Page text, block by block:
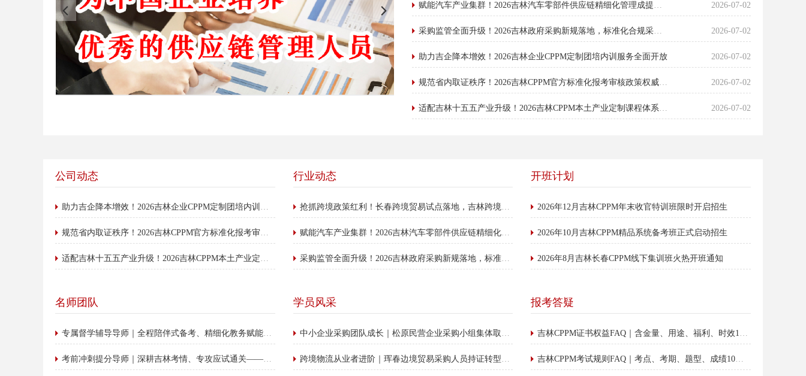
赋能汽车产业集群！2026吉林汽车零部件供应链精细化管理成提质核心抓手 2026-07-02
采购监管全面升级！2026吉林政府采购新规落地，标准化合规采购成行业硬性门槛 2026-07-02
助力吉企降本增效！2026吉林企业CPPM定制团培内训服务全面开放 2026-07-02
规范省内取证秩序！2026吉林CPPM官方标准化报考审核政策权威公示 2026-07-02
适配吉林十五五产业升级！2026吉林CPPM本土产业定制课程体系全面迭代上线 2026-07-02
公司动态
助力吉企降本增效！2026吉林企业CPPM定制团培内训服务全面开放
规范省内取证秩序！2026吉林CPPM官方标准化报考审核政策权威公示
适配吉林十五五产业升级！2026吉林CPPM本土产业定制课程体系全面迭代上线
行业动态
抢抓跨境政策红利！长春跨境贸易试点落地，吉林跨境采购人才迎来新机遇
赋能汽车产业集群！2026吉林汽车零部件供应链精细化管理成提质核心抓手
采购监管全面升级！2026吉林政府采购新规落地，标准化合规采购成行业硬性门槛
开班计划
2026年12月吉林CPPM年末收官特训班限时开启招生
2026年10月吉林CPPM精品系统备考班正式启动招生
2026年8月吉林长春CPPM线下集训班火热开班通知
名师团队
专属督学辅导导师｜全程陪伴式备考、精细化教务赋能——刘老师
考前冲刺提分导师｜深耕吉林考情、专攻应试通关——张老师
学员风采
中小企业采购团队成长｜松原民营企业采购小组集体取证，赋能企业精细化发展
跨境物流从业者进阶｜珲春边境贸易采购人员持证转型，抢占外贸新赛道
报考答疑
吉林CPPM证书权益FAQ｜含金量、用途、福利、时效10大答疑
​吉林CPPM考试规则FAQ｜考点、考期、题型、成绩10大答疑